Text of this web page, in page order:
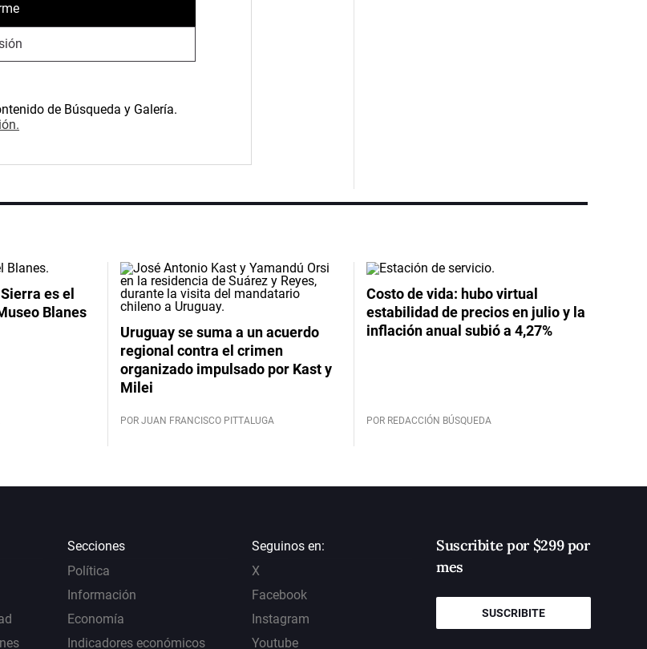
de Búsqueda y Galería.
es el
Blanes
Uruguay se suma a un acuerdo
regional contra el crimen
organizado impulsado por Kast y
Milei
POR JUAN FRANCISCO PITTALUGA
Costo de vida: hubo virtual
estabilidad de precios en julio y la
inflación anual subió a 4,27%
POR REDACCIÓN BÚSQUEDA
Secciones
Política
Información
Economía
Indicadores económicos
Seguinos en:
X
Facebook
Instagram
Youtube
Suscribite por $299 por
mes
SUSCRIBITE